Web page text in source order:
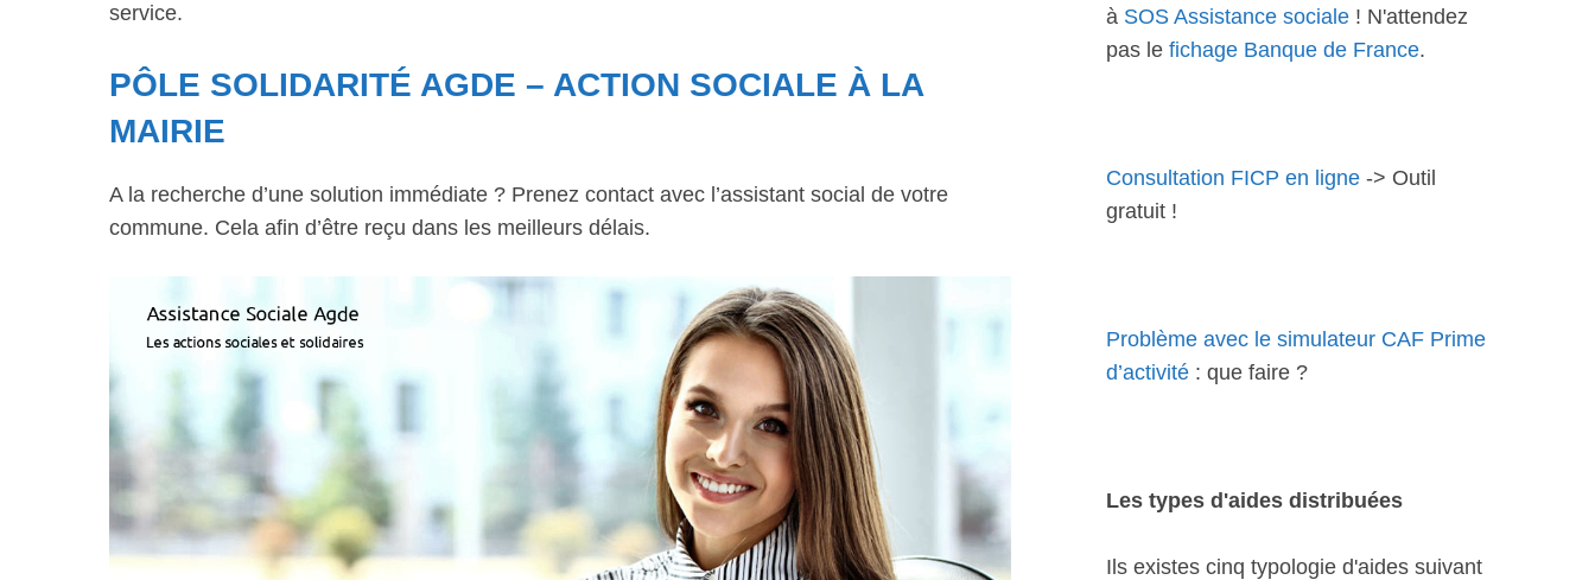
service.
PÔLE SOLIDARITÉ AGDE – ACTION SOCIALE À LA
MAIRIE
A la recherche d’une solution immédiate ? Prenez contact avec l’assistant social de votre
commune. Cela afin d’être reçu dans les meilleurs délais.
à SOS Assistance sociale ! N'attendez
pas le fichage Banque de France.
Consultation FICP en ligne -> Outil
gratuit !
Problème avec le simulateur CAF Prime
d’activité : que faire ?
Les types d'aides distribuées
Ils existes cinq typologie d'aides suivant